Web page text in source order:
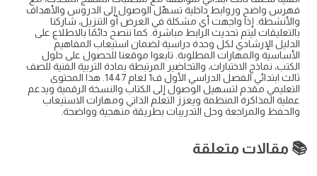
فهرس واضح وروابط داخلية تسهّل الوصول إلى الدروس والأهداف
والأنشطة. إذا واجهت أي مشكلة في العرض أو التنزيل، شاركنا
بالتعليقات ليتم تحديث الرابط مباشرة. كما ننصح دائمًا بالاطلاع على
الدليل الإرشادي لكل وحدة دراسية لضمان استيعاب المفاهيم
الأساسية والمهارات المطلوبة. تابعوا موقعنا للحصول على حلول
الكتب، نماذج الاختبارات، والتحاضير المرتبطة بمادة التربية الفنية للصف
ثالث ابتدائي الفصل الدراسي الأول ف1 لعام 1447. هذا المحتوى
التعليمي مقدم لتسهيل الوصول إلى الكتاب والنسخة الرقمية ويدعم
عملية المذاكرة المنظمة ويعزز التعلم الذاتي ومهارات الاستيعاب
والحفظ والمراجعة وحل التدريبات بطريقة منهجية وواضحة.
📚 مقالات متعلقة